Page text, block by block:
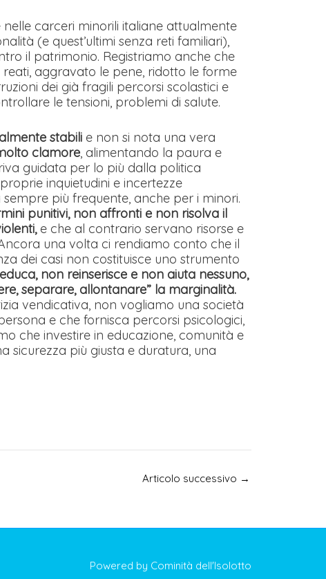
carceri minorili italiane attualmente
(e quest’ultimi senza reti familiari),
il patrimonio. Registriamo anche che
aggravato le pene, ridotto le forme
dei già fragili percorsi scolastici e
le tensioni, problemi di salute.
stabili e non si nota una vera
clamore, alimentando la paura e
guidata per lo più dalla politica
inquietudini e incertezze
più frequente, anche per i minori.
punitivi, non affronti e non risolva il
e che al contrario servano risorse e
una volta ci rendiamo conto che il
dei casi non costituisce uno strumento
non reinserisce e non aiuta nessuno,
separare, allontanare” la marginalità.
vendicativa, non vogliamo una società
e che fornisca percorsi psicologici,
che investire in educazione, comunità e
sicurezza più giusta e duratura, una
Articolo successivo →
Powered by Cominità dell'Isolotto